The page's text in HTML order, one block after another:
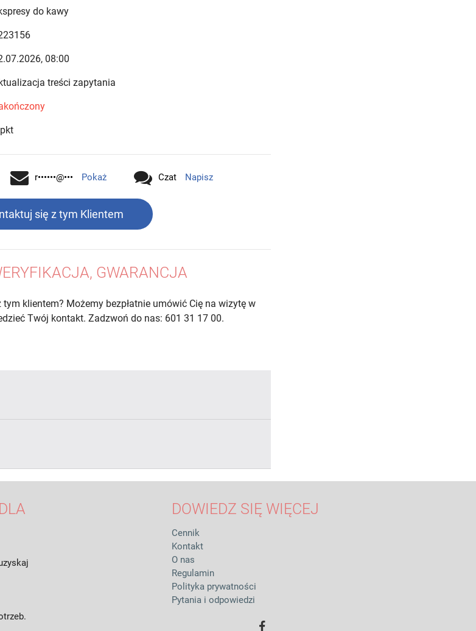
do kawy
08:00
treści zapytania
r••••••@••• Pokaż Czat Napisz
się z tym Klientem
GWARANCJA
klientem? Możemy bezpłatnie umówić Cię na wizytę w
Twój kontakt. Zadzwoń do nas: 601 31 17 00.
DOWIEDZ SIĘ WIĘCEJ
Cennik
Kontakt
O nas
Regulamin
Polityka prywatności
Pytania i odpowiedzi